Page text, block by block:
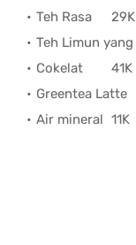
Teh Rasa
29K
Teh Limun
Cokelat
41K
Greentea Latte
Air mineral 11K